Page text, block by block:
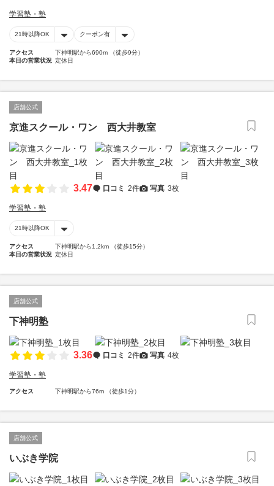
学習塾・塾
21時以降OK クーポン有
アクセス
下神明駅から690m （徒歩9分）
本日の営業状況 定休日
店舗公式
京進スクール・ワン 西大井教室
3.47 口コミ 2件 写真 3枚
学習塾・塾
21時以降OK
アクセス
下神明駅から1.2km （徒歩15分）
本日の営業状況 定休日
店舗公式
下神明塾
3.36 口コミ 2件 写真 4枚
学習塾・塾
アクセス 下神明駅から76m （徒歩1分）
店舗公式
いぶき学院